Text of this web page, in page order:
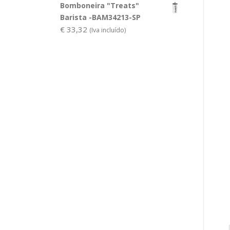
Bomboneira "Treats"
Barista -BAM34213-SP
€ 33,32 (Iva incluído)